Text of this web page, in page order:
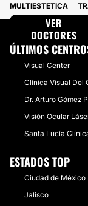
Quintana Roo
Oaxaca
Chiapas
Yucatán
Michoacán
Veracruz
Chihuahua
Coahuila
Sinaloa
Tabasco
Aguascalientes
Nayarit
Durango
VER
DOCTORES
MULTIESTETICA
ÚLTIMOS
Visual Center
Clínica Visual Del
Dr. Arturo Gómez
Visión Ocular
Santa Lucía
ESTADOS TOP
Ciudad de México
Jalisco